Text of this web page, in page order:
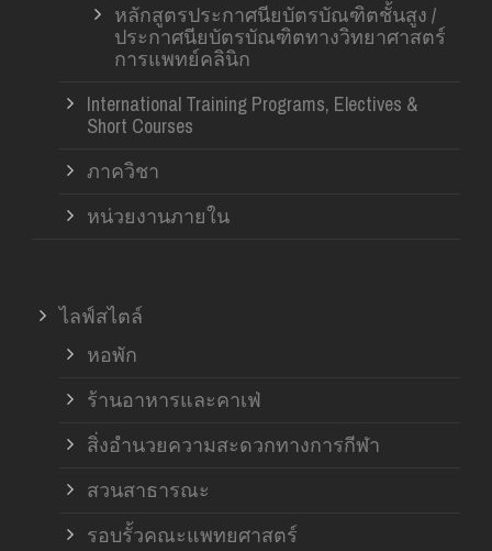
หลักสูตรประกาศนียบัตรบัณฑิตชั้นสูง /
ประกาศนียบัตรบัณฑิตทางวิทยาศาสตร์
การแพทย์คลินิก
International Training Programs, Electives &
Short Courses
ภาควิชา
หน่วยงานภายใน
ไลฟ์สไตล์
หอพัก
ร้านอาหารและคาเฟ่
สิ่งอำนวยความสะดวกทางการกีฬา
สวนสาธารณะ
รอบรั้วคณะแพทยศาสตร์